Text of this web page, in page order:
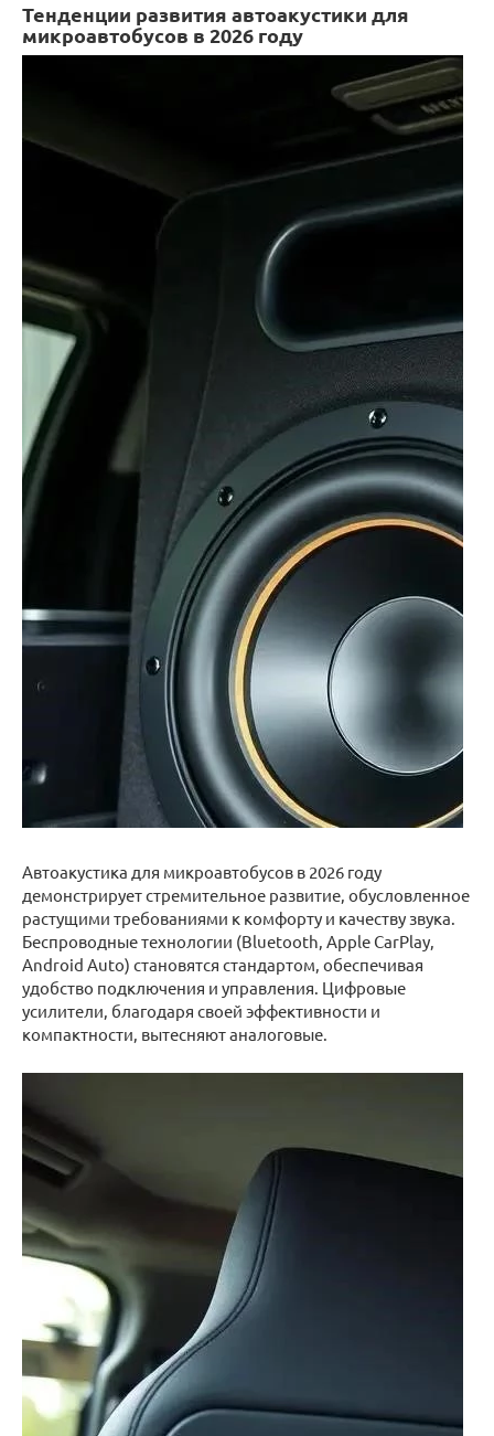
Тенденции развития автоакустики для
микроавтобусов в 2026 году
Автоакустика для микроавтобусов в 2026 году
демонстрирует стремительное развитие, обусловленное
растущими требованиями к комфорту и качеству звука.
Беспроводные технологии (Bluetooth, Apple CarPlay,
Android Auto) становятся стандартом, обеспечивая
удобство подключения и управления. Цифровые
усилители, благодаря своей эффективности и
компактности, вытесняют аналоговые.